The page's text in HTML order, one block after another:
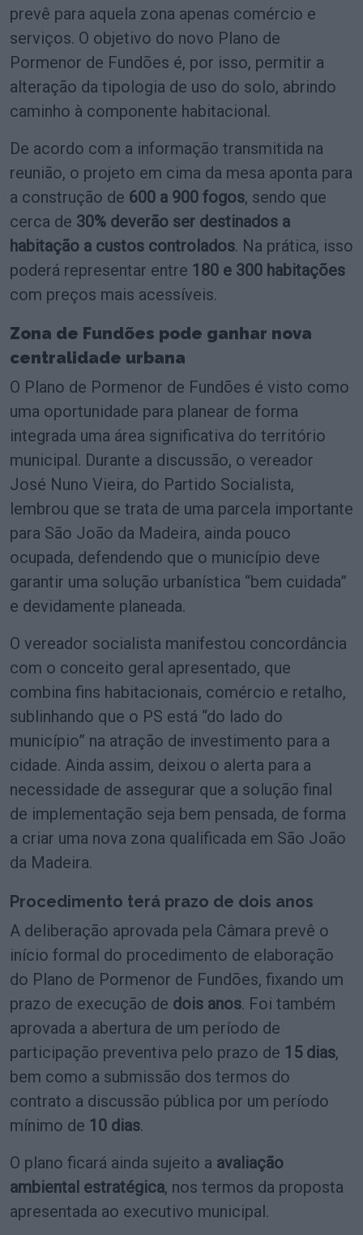
prevê para aquela zona apenas comércio e
serviços. O objetivo do novo Plano de
Pormenor de Fundões é, por isso, permitir a
alteração da tipologia de uso do solo, abrindo
caminho à componente habitacional.
De acordo com a informação transmitida na
reunião, o projeto em cima da mesa aponta para
a construção de 600 a 900 fogos, sendo que
cerca de 30% deverão ser destinados a
habitação a custos controlados. Na prática, isso
poderá representar entre 180 e 300 habitações
com preços mais acessíveis.
Zona de Fundões pode ganhar nova
centralidade urbana
O Plano de Pormenor de Fundões é visto como
uma oportunidade para planear de forma
integrada uma área significativa do território
municipal. Durante a discussão, o vereador
José Nuno Vieira, do Partido Socialista,
lembrou que se trata de uma parcela importante
para São João da Madeira, ainda pouco
ocupada, defendendo que o município deve
garantir uma solução urbanística “bem cuidada”
e devidamente planeada.
O vereador socialista manifestou concordância
com o conceito geral apresentado, que
combina fins habitacionais, comércio e retalho,
sublinhando que o PS está “do lado do
município” na atração de investimento para a
cidade. Ainda assim, deixou o alerta para a
necessidade de assegurar que a solução final
de implementação seja bem pensada, de forma
a criar uma nova zona qualificada em São João
da Madeira.
Procedimento terá prazo de dois anos
A deliberação aprovada pela Câmara prevê o
início formal do procedimento de elaboração
do Plano de Pormenor de Fundões, fixando um
prazo de execução de dois anos. Foi também
aprovada a abertura de um período de
participação preventiva pelo prazo de 15 dias,
bem como a submissão dos termos do
contrato a discussão pública por um período
mínimo de 10 dias.
O plano ficará ainda sujeito a avaliação
ambiental estratégica, nos termos da proposta
apresentada ao executivo municipal.